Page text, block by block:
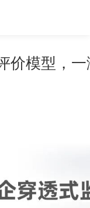
价模型，